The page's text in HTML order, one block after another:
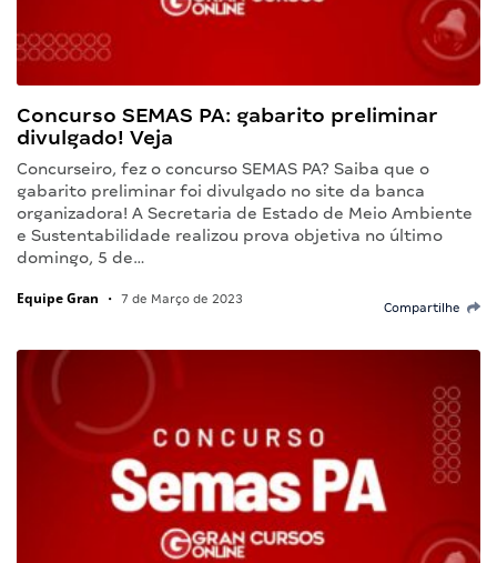
Concurso SEMAS PA: gabarito preliminar
divulgado! Veja
Concurseiro, fez o concurso SEMAS PA? Saiba que o
gabarito preliminar foi divulgado no site da banca
organizadora! A Secretaria de Estado de Meio Ambiente
e Sustentabilidade realizou prova objetiva no último
domingo, 5 de…
Equipe Gran • 7 de Março de 2023
Compartilhe